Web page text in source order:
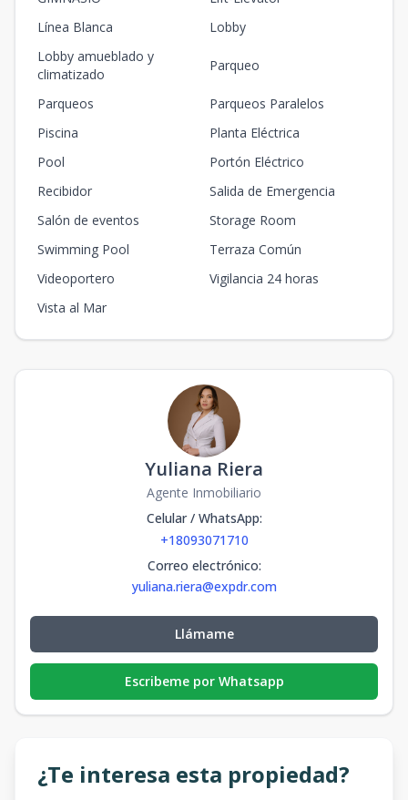
Línea Blanca
Lobby
Lobby amueblado y
climatizado
Parqueo
Parqueos
Parqueos Paralelos
Piscina
Planta Eléctrica
Pool
Portón Eléctrico
Recibidor
Salida de Emergencia
Salón de eventos
Storage Room
Swimming Pool
Terraza Común
Videoportero
Vigilancia 24 horas
Vista al Mar
Yuliana Riera
Agente Inmobiliario
Celular / WhatsApp:
+18093071710
Correo electrónico:
yuliana.riera@expdr.com
Llámame
Escribeme por Whatsapp
¿Te interesa esta propiedad?